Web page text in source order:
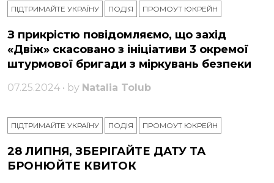
ПІДТРИМАЙТЕ УКРАЇНУ ПОДІЯ ПРОМОУТ ЮКРЕЙН
З прикрістю повідомляємо, що захід
«Двіж» скасовано з ініціативи 3 окремої
штурмової бригади з міркувань безпеки
07.25.2024 • by Natalia Tolub
ПІДТРИМАЙТЕ УКРАЇНУ ПОДІЯ ПРОМОУТ ЮКРЕЙН
28 ЛИПНЯ, ЗБЕРІГАЙТЕ ДАТУ ТА
БРОНЮЙТЕ КВИТОК